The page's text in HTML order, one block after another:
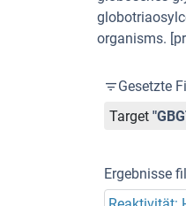
organisms.
Gesetzte
Target
Ergebnisse